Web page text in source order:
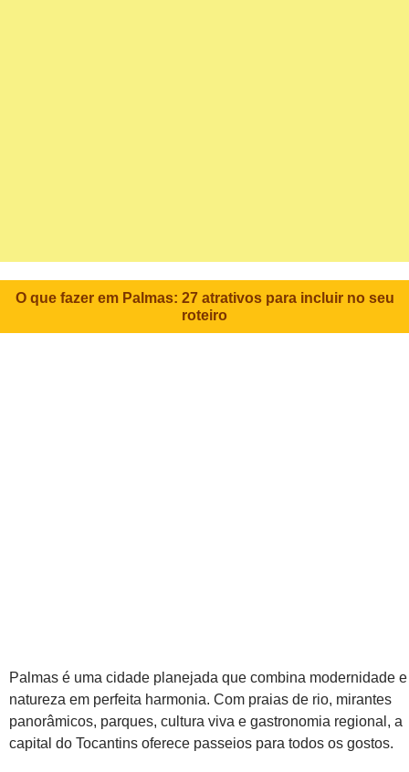
O que fazer em Palmas: 27 atrativos para incluir no seu
roteiro
Palmas é uma cidade planejada que combina modernidade e
natureza em perfeita harmonia. Com praias de rio, mirantes
panorâmicos, parques, cultura viva e gastronomia regional, a
capital do Tocantins oferece passeios para todos os gostos.